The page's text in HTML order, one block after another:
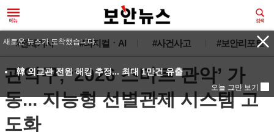
#전체기사 #피지컬ㆍAI #사건사고 #보안리포트
관악구, ‘2026 스마트 관악’ 가
동... 지능형 선별관제 시스템 고
도화
새로운 뉴스가 도착했습니다.
韓 외교관 전원 해킹 추정... 최대 1만건 유출
오늘 그만 보기